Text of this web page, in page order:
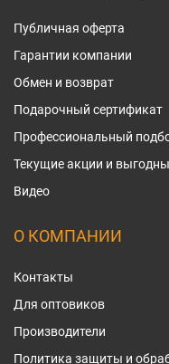
Публичная оферта
Гарантии компании
Обмен и возврат
Подарочный сертификат
Профессиональный
Текущие акции и
Видео
О КОМПАНИИ
Контакты
Для оптовиков
Производители
Политика защиты и